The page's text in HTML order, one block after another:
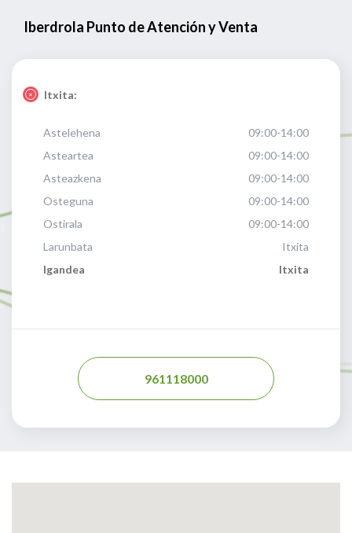
Iberdrola Punto de Atención y Venta
Itxita:
Astelehena
09:00-14:00
Asteartea
09:00-14:00
Asteazkena
09:00-14:00
Osteguna
09:00-14:00
Ostirala
09:00-14:00
Larunbata
Itxita
Igandea
Itxita
961118000